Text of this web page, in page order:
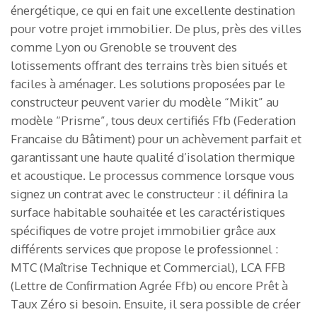
énergétique, ce qui en fait une excellente destination
pour votre projet immobilier. De plus, près des villes
comme Lyon ou Grenoble se trouvent des
lotissements offrant des terrains très bien situés et
faciles à aménager. Les solutions proposées par le
constructeur peuvent varier du modèle “Mikit” au
modèle “Prisme”, tous deux certifiés Ffb (Federation
Francaise du Bâtiment) pour un achèvement parfait et
garantissant une haute qualité d’isolation thermique
et acoustique. Le processus commence lorsque vous
signez un contrat avec le constructeur : il définira la
surface habitable souhaitée et les caractéristiques
spécifiques de votre projet immobilier grâce aux
différents services que propose le professionnel :
MTC (Maîtrise Technique et Commercial), LCA FFB
(Lettre de Confirmation Agrée Ffb) ou encore Prêt à
Taux Zéro si besoin. Ensuite, il sera possible de créer